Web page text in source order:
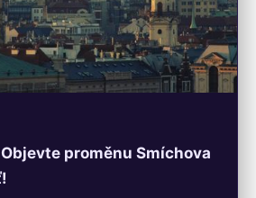
proměnu Smíchova